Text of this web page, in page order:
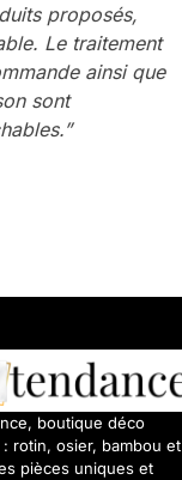
proposés,
Le traitement
ainsi que
sont
boutique déco
: rotin, osier, bambou et
pièces uniques et